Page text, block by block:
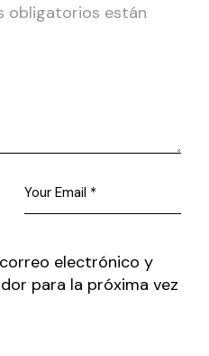
obligatorios están
electrónico y
para la próxima vez